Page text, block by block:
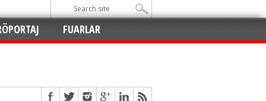
FUARLAR